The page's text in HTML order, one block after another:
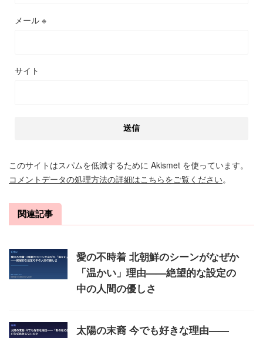
メール ※
サイト
このサイトはスパムを低減するために Akismet を使っています。
コメントデータの処理方法の詳細はこちらをご覧ください。
関連記事
愛の不時着 北朝鮮のシーンがなぜか
「温かい」理由——絶望的な設定の
中の人間の優しさ
太陽の末裔 今でも好きな理由——